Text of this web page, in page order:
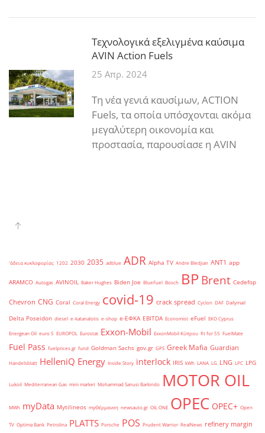
Tεχνολογικά εξελιγμένα καύσιμα
AVIN Action Fuels
25 Απρ. 2024
Τη νέα γενιά καυσίμων, ACTION
Fuels, τα οποία υπόσχονται ακόμα
μεγαλύτερη οικονομία και
προστασία, παρουσίασε η AVIN
'άδεια κυκλοφορίας 1202 2030 2035 adblue ADR Alpha TV Andre Bledjian ANT1 app
ARAMCO Autogas AVINOIL Baker Hughes Biden Joe BlueFuel Bosch BPBrent Cedefop
Chevron CNG Coral Coral Energy covid-19 crack spread Cyclon DAF Dailymail
Delta Poseidon diesel e-katanalotis e-shop e-ΕΦΚΑ EBITDA Economist eFuel EKO Cyprus
Energean Oil euro 5 EUROPOL Eurostat Exxon-Mobil ExxonMobil Κύπρου fit for 55 FuelMate
Fuel Pass fuelprices.gr fund Goldman Sachs gov.gr GPS Greek Mafia Guardian
Handelsblatt HelleniQ Energy Inside Story interlock IRIS kWh LANA LG LNG LPC LPG
Lukoil Mediterranean Gas mini market Mohammad Sanusi Barkindo MOTOR OIL
MWh myData Mytilineos myΘέρμανση newsauto.gr OIL ONE OPEC OPEC+ Open
TV Optima Bank Petrolina PLATTS Porsche POS Prudent Warrior RealNews refinery margin